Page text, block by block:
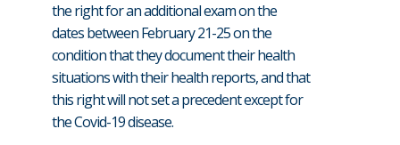
the right for an additional exam on the
dates between February 21-25 on the
condition that they document their health
situations with their health reports, and that
this right will not set a precedent except for
the Covid-19 disease.